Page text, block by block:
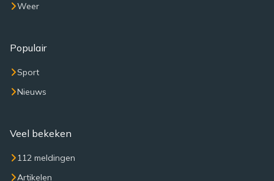
Weer
Populair
Sport
Nieuws
Veel bekeken
112 meldingen
Artikelen